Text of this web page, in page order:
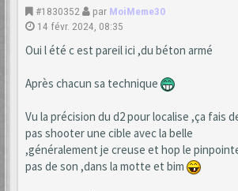
#1830352 par MoiMeme30
14 févr. 2024, 08:35
Oui l été c est pareil ici ,du béton armé
Après chacun sa technique
Vu la précision du d2 pour localise ,ça fais
pas shooter une cible avec la belle
,généralement je creuse et hop le
pas de son ,dans la motte et bim